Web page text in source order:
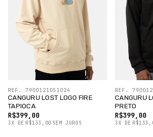
CANGURU LOST LOGO FIRE
TAPIOCA
R$399,00
3X DE R$133,00 SEM JUROS
REF. 7900121051024
CANGURU
PRETO
R$399,00
3X DE
REF.